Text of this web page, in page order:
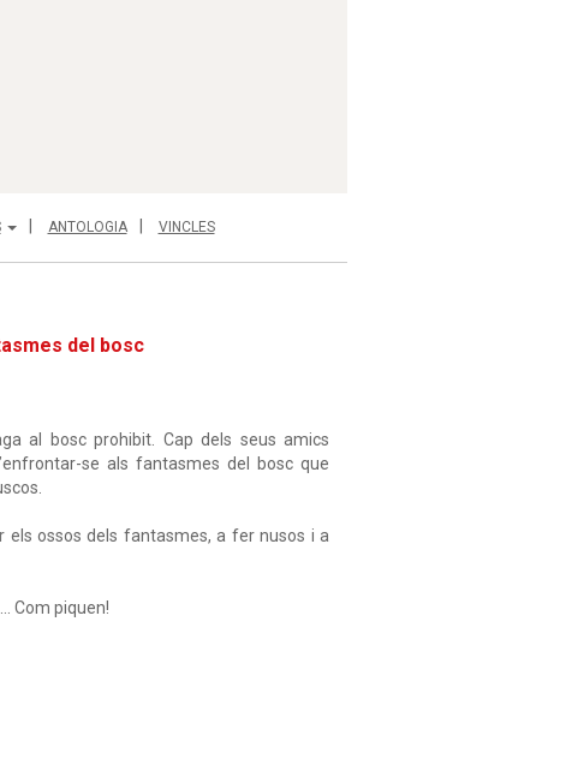
ANTOLOGIA VINCLES
del bosc
al bosc prohibit. Cap dels seus amics
se als fantasmes del bosc que
els ossos dels fantasmes, a fer nusos i a
Com piquen!